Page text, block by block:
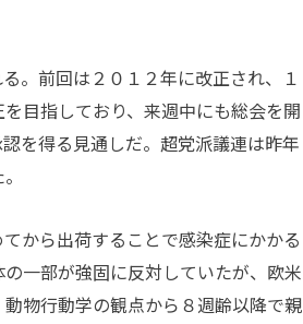
。前回は２０１２年に改正され、１
目指しており、来週中にも総会を開
を得る見通しだ。超党派議連は昨年
から出荷することで感染症にかかる
一部が強固に反対していたが、欧米
物行動学の観点から８週齢以降で親